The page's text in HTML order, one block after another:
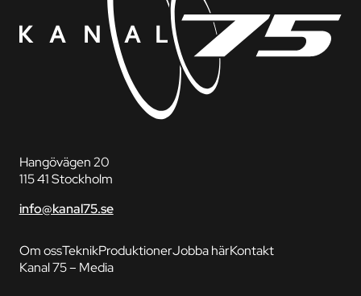
Hangövägen 20
115 41 Stockholm
info@kanal75.se
Om ossTeknikProduktionerJobba härKontakt
Kanal 75 – Media